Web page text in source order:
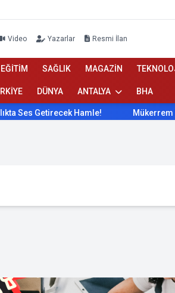
Video Yazarlar Resmi İlan
EĞİTİM SAĞLIK MAGAZİN
DÜNYA ANTALYA BHA
Getirecek Hamle! Mükerrem Müge